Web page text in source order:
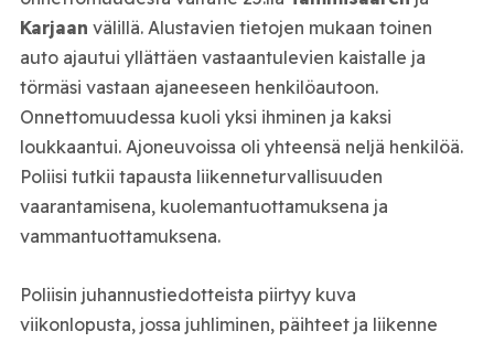
Karjaan välillä. Alustavien tietojen mukaan toinen
auto ajautui yllättäen vastaantulevien kaistalle ja
törmäsi vastaan ajaneeseen henkilöautoon.
Onnettomuudessa kuoli yksi ihminen ja kaksi
loukkaantui. Ajoneuvoissa oli yhteensä neljä henkilöä.
Poliisi tutkii tapausta liikenneturvallisuuden
vaarantamisena, kuolemantuottamuksena ja
vammantuottamuksena.
Poliisin juhannustiedotteista piirtyy kuva
viikonlopusta, jossa juhliminen, päihteet ja liikenne